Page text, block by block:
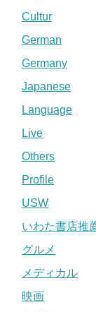
Cultur
German
Germany
Japanese
Language
Live
Others
Profile
USW
いわた書店推
グルメ
メディカル
映画